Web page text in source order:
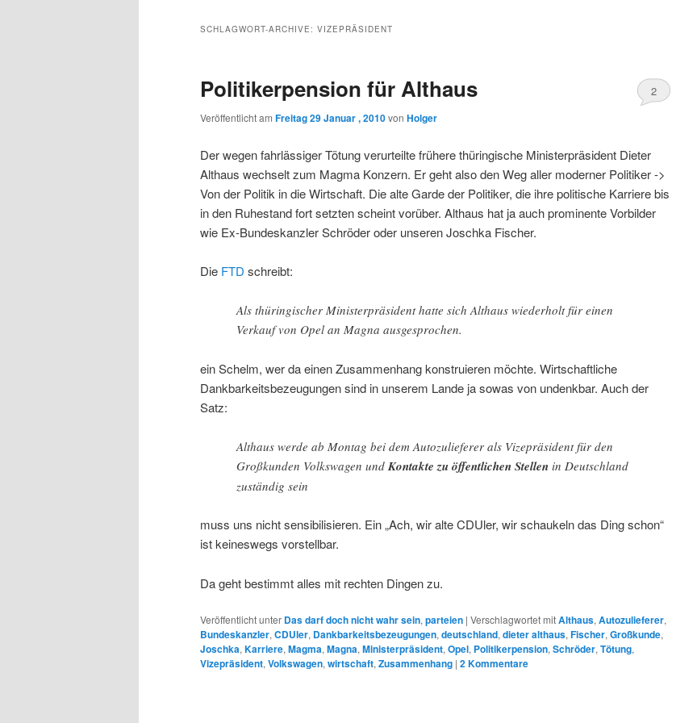
wechseln
SCHLAGWORT-ARCHIVE: VIZEPRÄSIDENT
Politikerpension für Althaus
Veröffentlicht am Freitag 29 Januar , 2010von Holger
2
Der wegen fahrlässiger Tötung verurteilte frühere thüringische Ministerpräsident Dieter
Althaus wechselt zum Magma Konzern. Er geht also den Weg aller moderner Politiker ->
Von der Politik in die Wirtschaft. Die alte Garde der Politiker, die ihre politische Karriere bis
in den Ruhestand fort setzten scheint vorüber. Althaus hat ja auch prominente Vorbilder
wie Ex-Bundeskanzler Schröder oder unseren Joschka Fischer.
Die FTD schreibt:
Als thüringischer Ministerpräsident hatte sich Althaus wiederholt für einen
Verkauf von Opel an Magna ausgesprochen.
ein Schelm, wer da einen Zusammenhang konstruieren möchte. Wirtschaftliche
Dankbarkeitsbezeugungen sind in unserem Lande ja sowas von undenkbar. Auch der
Satz:
Althaus werde ab Montag bei dem Autozulieferer als Vizepräsident für den
Großkunden Volkswagen undKontakte zu öffentlichen Stellen in Deutschland
zuständig sein
muss uns nicht sensibilisieren. Ein „Ach, wir alte CDUler, wir schaukeln das Ding schon“
ist keineswegs vorstellbar.
Da geht bestimmt alles mit rechten Dingen zu.
Veröffentlicht unter Das darf doch nicht wahr sein, parteien | Verschlagwortet mitAlthaus, Autozulieferer,
Bundeskanzler, CDUler, Dankbarkeitsbezeugungen, deutschland, dieter althaus, Fischer, Großkunde,
Joschka, Karriere, Magma, Magna, Ministerpräsident, Opel, Politikerpension, Schröder, Tötung,
Vizepräsident, Volkswagen, wirtschaft, Zusammenhang | 2Kommentare